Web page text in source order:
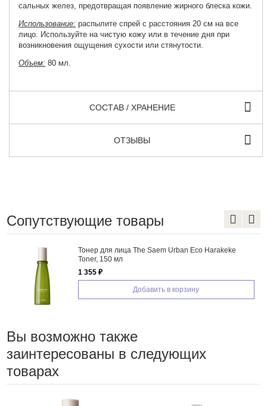
сальных желез, предотвращая появление жирного блеска кожи.
Использование: распылите спрей с расстояния 20 см на все
лицо. Используйте на чистую кожу или в течение дня при
возникновения ощущения сухости или стянутости.
Объем: 80 мл.
СОСТАВ / ХРАНЕНИЕ
ОТЗЫВЫ
Сопутствующие товары
Тонер для лица The Saem Urban Eco Harakeke
Toner, 150 мл
1 355 ₽
Добавить в корзину
Вы возможно также
заинтересованы в следующих
товарах